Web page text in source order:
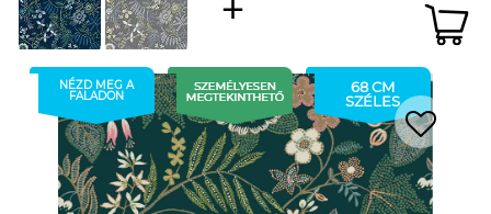
NÉZD MEG A
FALADON
68 CM
SZÉLES